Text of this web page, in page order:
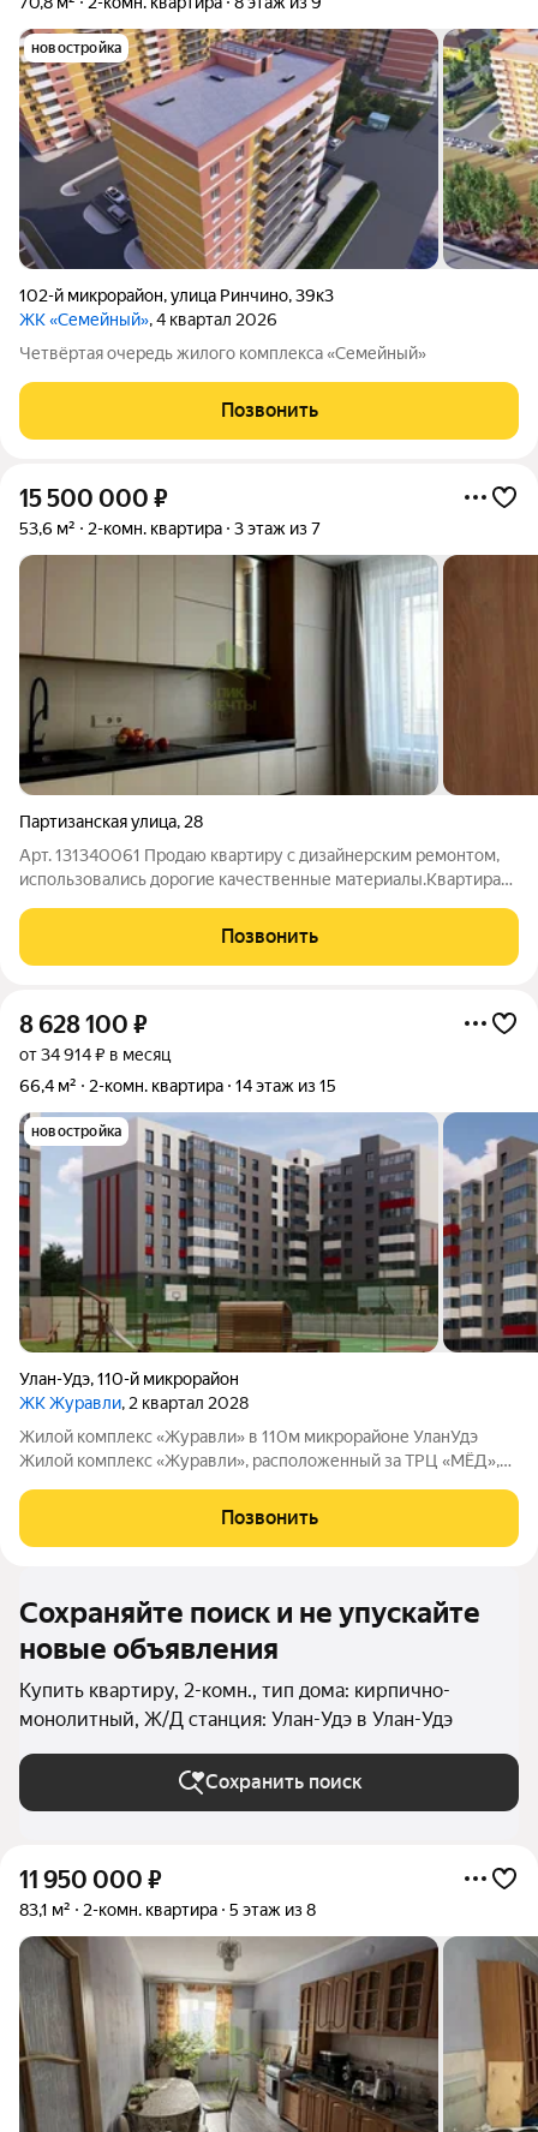
новостройка
102-й микрорайон,улица Ринчино,39к3
ЖК «Семейный», 4 квартал 2026
Четвёртая очередь жилого комплекса «Семейный»
Позвонить
15 500 000 ₽
53,6 м² 2-комн. квартира 3 этаж из 7
Партизанская улица, 28
Арт. 131340061 Продаю квартиру с дизайнерским ремонтом,
использовались дорогие качественные материалы.Квартира
новым хозяевам. Оперативный показ и быстрый выход на
сделку!
Позвонить
8 628 100 ₽
от 34 914 ₽ в месяц
66,4 м²
2-комн. квартира 14 этаж из 15
новостройка
Улан-Удэ,110-й микрорайон
ЖК Журавли, 2 квартал 2028
Жилой комплекс «Журавли» в 110м микрорайоне УланУдэ
Жилой комплекс «Журавли», расположенный за ТРЦ «МЁД»,
корпорация Республики Бурятия. Что предложит комплекс:
Позвонить
Сохраняйте поиск и не упускайте
новые объявления
Купить квартиру, 2-комн., тип дома: кирпично-
монолитный, Ж/Д станция: Улан-Удэ в Улан-Удэ
Сохранить поиск
11 950 000 ₽
83,1 м² 2-комн. квартира 5 этаж из 8